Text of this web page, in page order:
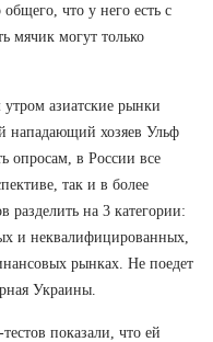
что у него есть с
мячик могут только
азиатские рынки
нападающий хозяев Ульф
опросам, в России все
так и в более
разделить на 3 категории:
и неквалифицированных,
рынках. Не поедет
Украины.
показали, что ей